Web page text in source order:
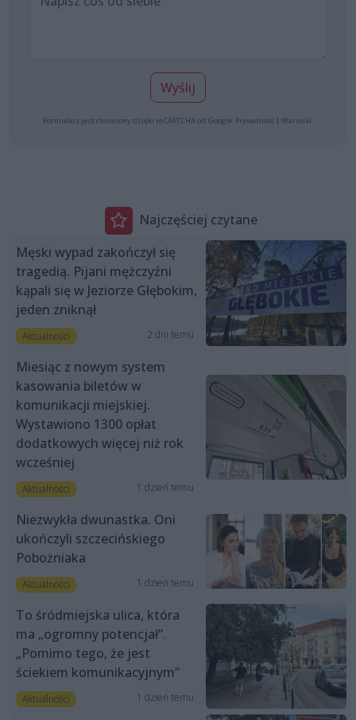
Wyślij
Formularz jest chroniony dzięki reCAPTCHA od Google: Prywatność | Warunki
Najczęściej czytane
Męski wypad zakończył się
tragedią. Pijani mężczyźni
kąpali się w Jeziorze Głębokim,
jeden zniknął
Aktualności 2 dni temu
Miesiąc z nowym system
kasowania biletów w
komunikacji miejskiej.
Wystawiono 1300 opłat
dodatkowych więcej niż rok
wcześniej
Aktualności 1 dzień temu
Niezwykła dwunastka. Oni
ukończyli szczecińskiego
Pobożniaka
Aktualności 1 dzień temu
To śródmiejska ulica, która
ma „ogromny potencjał”.
„Pomimo tego, że jest
ściekiem komunikacyjnym”
Aktualności 1 dzień temu